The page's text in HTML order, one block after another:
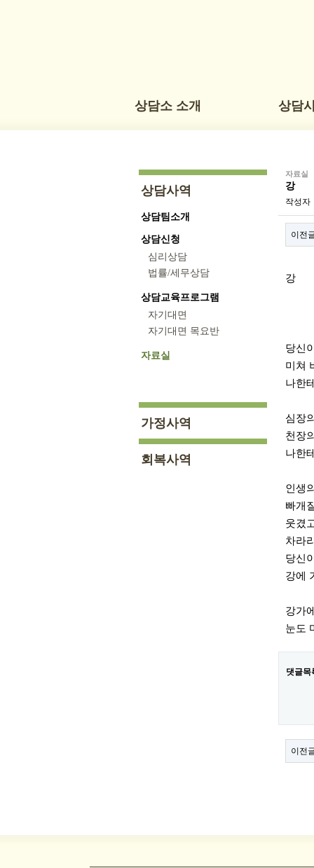
상담소 소개 상담
상담사역
상담팀소개
상담신청
심리상담
법률/세무상담
상담교육프로그램
자기대면
자기대면 목요반
자료실
가정사역
회복사역
자료실
강
작성자
이전
강
당신
미쳐
나한
심장
천장
나한
인생
빠개
웃겼
차라
당신
강에
강가
눈도
댓글목
이전